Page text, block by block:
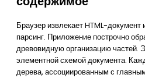
Браузер извлекает HTML-документ
парсинг. Приложение построчно
древовидную организацию частей.
элементной схемой документа.
дерева, ассоциированным с